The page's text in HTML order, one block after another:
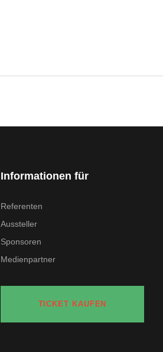
Informationen für
Referenten
Aussteller
Sponsoren
Medienpartner
TICKET KAUFEN